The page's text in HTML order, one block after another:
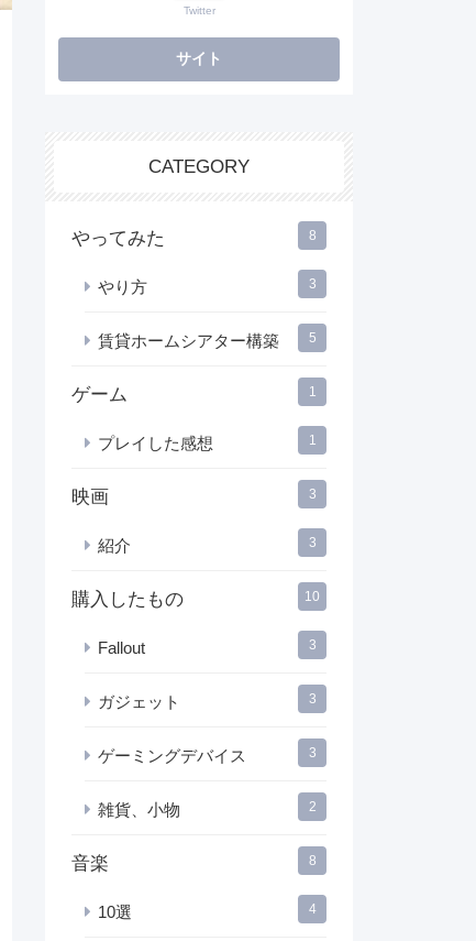
Twitter
CATEGORY
やってみた 8
やり方 3
賃貸ホームシアター構築 5
ゲーム 1
プレイした感想 1
映画 3
紹介 3
購入したもの 10
Fallout 3
ガジェット 3
ゲーミングデバイス 3
雑貨、小物 2
音楽 8
10選 4